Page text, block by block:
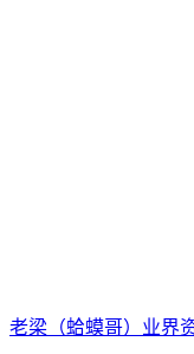
老梁（蛤蟆哥） 业界